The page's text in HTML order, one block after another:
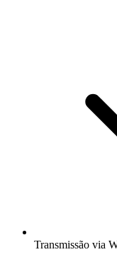
Transmissão via